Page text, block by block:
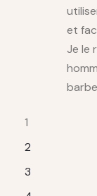
et
Je le
1
2
3